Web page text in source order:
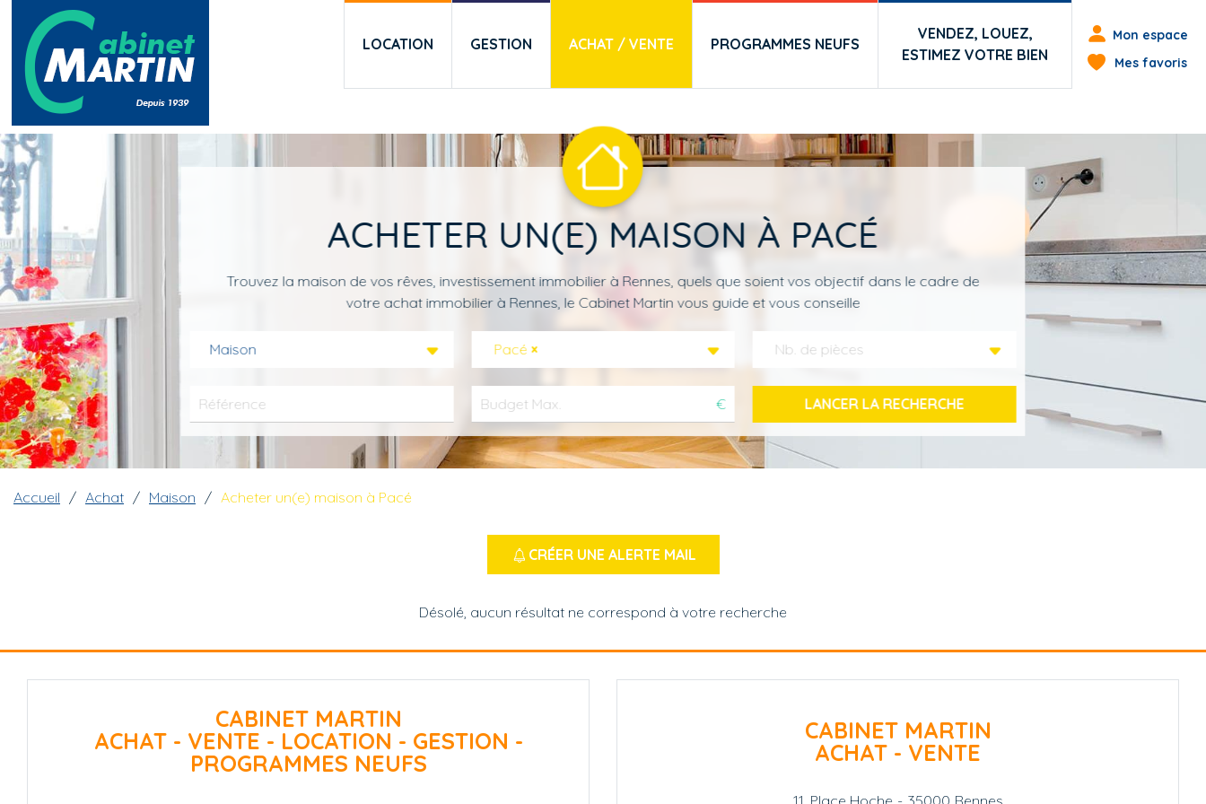
Aller au contenu principal
LOCATION
GESTION ACHAT / VENTE PROGRAMMES NEUFS
VENDEZ, LOUEZ,
ESTIMEZ VOTRE BIEN
Menu
Mon espace
Mes favoris
ACHETER UN(E) MAISON À PACÉ
Trouvez la maison de vos rêves, investissement immobilier à Rennes, quels que soient vos objectif dans le cadre de
votre achat immobilier à Rennes, le Cabinet Martin vous guide et vous conseille
Maison ×
Pacé Nb. de pièces
€
Fil d'Ariane
Accueil Achat Maison Acheter un(e) maison à Pacé
CRÉER UNE ALERTE MAIL
Désolé, aucun résultat ne correspond à votre recherche
CABINET MARTIN
ACHAT - VENTE - LOCATION - GESTION -
PROGRAMMES NEUFS
CABINET MARTIN
ACHAT - VENTE
11, Place Hoche - 35000 Rennes